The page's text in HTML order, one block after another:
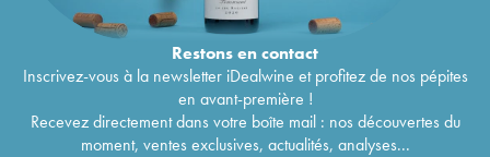
Restons encontact
Inscrivez-vous à la newsletter iDealwine et profitez de nos pépites
en avant-première !
Recevez directement dans votre boîte mail : nos découvertes du
moment, ventes exclusives, actualités, analyses...